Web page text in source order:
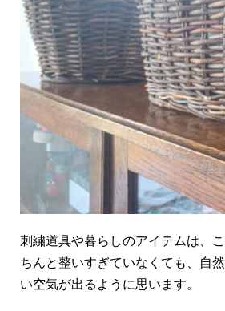
刺繍道具や暮らしのアイテムは、
ちんと整いすぎていなくても、自
い空気が出るように思います。